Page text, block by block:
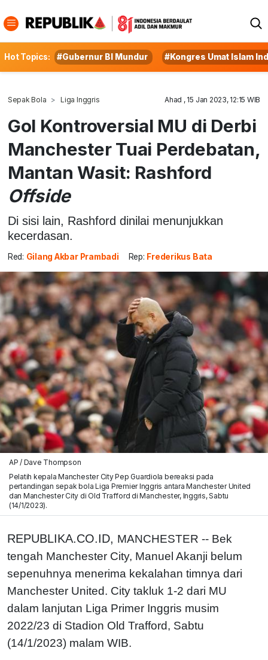
Hot Topics: #Gubernur BI Mundur #Kongres Umat Islam
Sepak Bola Liga Inggris Ahad , 15 Jan 2023, 12:15 WIB
Gol Kontroversial MU di Derbi
Manchester Tuai Perdebatan,
Mantan Wasit: Rashford
Offside
Di sisi lain, Rashford dinilai menunjukkan
kecerdasan.
Red: Gilang Akbar Prambadi Rep: Frederikus Bata
AP / Dave Thompson
Pelatih kepala Manchester City Pep Guardiola bereaksi pada
pertandingan sepak bola Liga Premier Inggris antara Manchester United
dan Manchester City di Old Trafford di Manchester, Inggris, Sabtu
(14/1/2023).
REPUBLIKA.CO.ID, MANCHESTER -- Bek
tengah Manchester City, Manuel Akanji belum
sepenuhnya menerima kekalahan timnya dari
Manchester United. City takluk 1-2 dari MU
dalam lanjutan Liga Primer Inggris musim
2022/23 di Stadion Old Trafford, Sabtu
(14/1/2023) malam WIB.